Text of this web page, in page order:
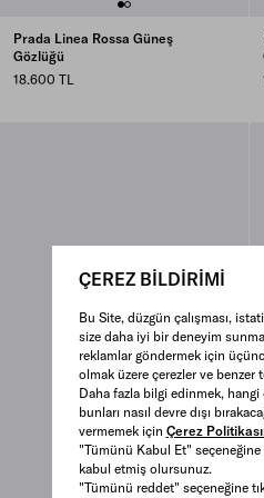
ÇEREZ BİLDİRİMİ
Bu Site, düzgün çalışması,
size daha iyi bir deneyim
reklamlar göndermek için
olmak üzere çerezler ve benzer
Daha fazla bilgi edinmek, hangi
bunları nasıl devre dışı
vermemek için Çerez
"Tümünü Kabul Et" seçeneğine
kabul etmiş olursunuz.
"Tümünü reddet" seçeneğine
Prada Linea Rossa Güneş
Gözlüğü
18.600 TL